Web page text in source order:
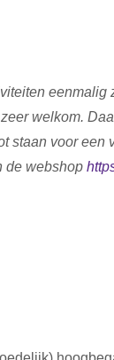
eenmalig
welkom.
staan voor een
de webshop